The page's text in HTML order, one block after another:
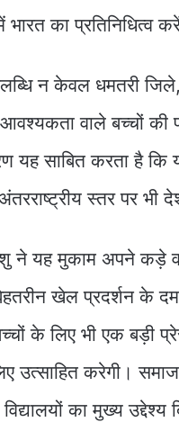
भारत का प्रतिनिधित्व
न केवल धमतरी
वाले बच्चों की
साबित करता है कि
स्तर पर
ने यह मुकाम अपने कड़े
खेल प्रदर्शन के
के लिए भी एक बड़ी
करेगी। समाज
का मुख्य उद्देश्य